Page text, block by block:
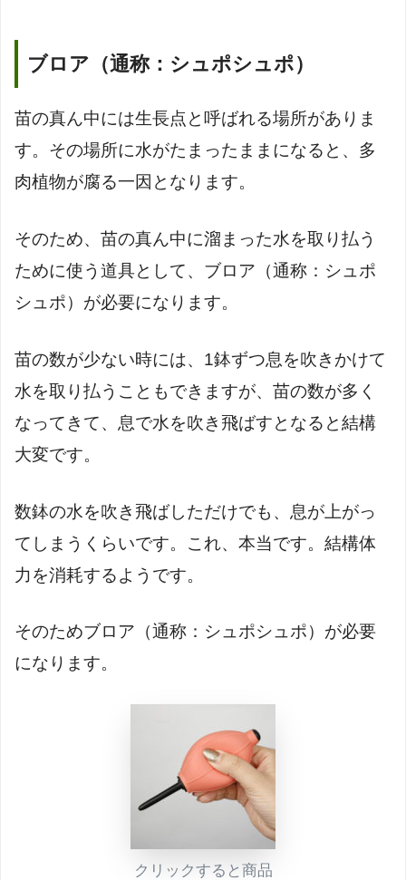
ブロア（通称：シュポシュポ）
苗の真ん中には生長点と呼ばれる場所がありま
す。その場所に水がたまったままになると、多
肉植物が腐る一因となります。
そのため、苗の真ん中に溜まった水を取り払う
ために使う道具として、ブロア（通称：シュポ
シュポ）が必要になります。
苗の数が少ない時には、1鉢ずつ息を吹きかけて
水を取り払うこともできますが、苗の数が多く
なってきて、息で水を吹き飛ばすとなると結構
大変です。
数鉢の水を吹き飛ばしただけでも、息が上がっ
てしまうくらいです。これ、本当です。結構体
力を消耗するようです。
そのためブロア（通称：シュポシュポ）が必要
になります。
クリックすると商品